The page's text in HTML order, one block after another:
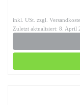
inkl. USt. zzgl.
Zuletzt aktualisiert: 8. April